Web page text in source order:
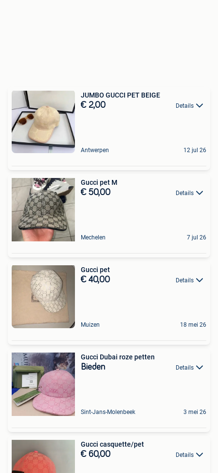
JUMBO GUCCI PET BEIGE
€ 2,00 Details
Antwerpen 12 jul 26
Gucci pet M
€ 50,00 Details
Mechelen 7 jul 26
Gucci pet
€ 40,00 Details
Muizen 18 mei 26
Gucci Dubai roze petten
Bieden Details
Sint-Jans-Molenbeek 3 mei 26
Gucci casquette/pet
€ 60,00 Details